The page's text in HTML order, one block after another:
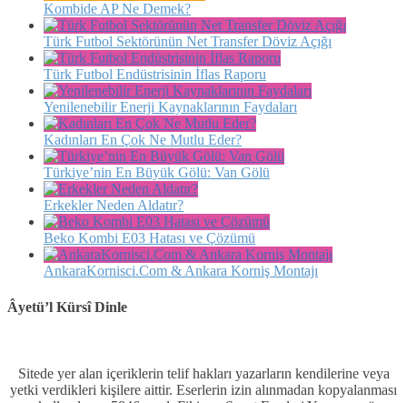
Kombide AP Ne Demek?
Türk Futbol Sektörünün Net Transfer Döviz Açığı
Türk Futbol Endüstrisinin İflas Raporu
Yenilenebilir Enerji Kaynaklarının Faydaları
Kadınları En Çok Ne Mutlu Eder?
Türkiye’nin En Büyük Gölü: Van Gölü
Erkekler Neden Aldatır?
Beko Kombi E03 Hatası ve Çözümü
AnkaraKornisci.Com & Ankara Korniş Montajı
Âyetü’l Kürsî Dinle
Sitede yer alan içeriklerin telif hakları yazarların kendilerine veya
yetki verdikleri kişilere aittir. Eserlerin izin alınmadan kopyalanması